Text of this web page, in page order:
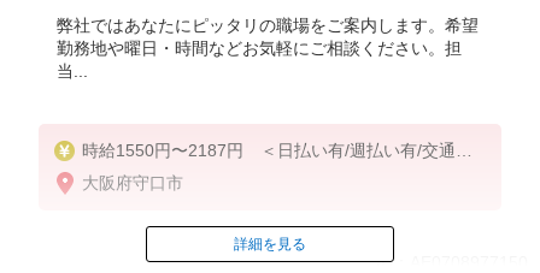
弊社ではあなたにピッタリの職場をご案内します。希望
勤務地や曜日・時間などお気軽にご相談ください。担
当...
時給1550円〜2187円 ＜日払い有/週払い有/交通費
全支給(ガソリン代含む)＞
大阪府守口市
ID：AE0708977150
詳細を見る